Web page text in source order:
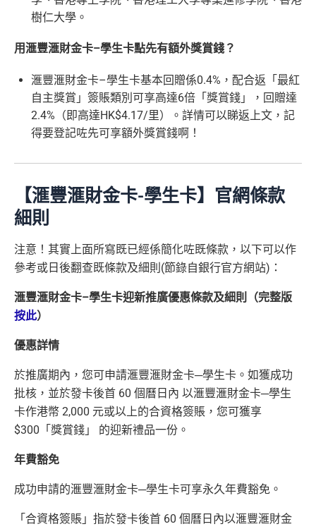
樹仁大學。
用滙豐滙財金卡–學生卡點先有額外獎賞錢？
滙豐滙財金卡–學生卡基本回贈係0.4% ，配合返「最紅
自主獎賞」簽賬類別可享高達6倍「獎賞錢」，回贈達
2.4% （即高達HK$4.17/里）。詳情可以睇返上文，記
得要登記咗先可享額外獎賞錢啊！
【滙豐滙財金卡-學生卡】官網條款
細則
注意！ 其實上面所寫既已經係簡化咗既條款，以下可以作
參考或日後翻查既條款及細則 (節錄自銀行官方網站) ：
滙豐滙財金卡–學生卡迎新推廣優惠條款及細則（完整版
按此）
優惠詳情
於推廣期內，您可申請滙豐滙財金卡─學生卡。如獲成功
批核，並於發卡後首 60 個曆日內 以滙豐滙財金卡─學生
卡作港幣 2,000 元或以上的合資格簽賬，您可獲享
$300 「獎賞錢」 的迎新禮品一份。
年費豁免
成功申請的滙豐滙財金卡─學生卡可享永久年費豁免。
「合資格簽賬」 指於發卡後首 60 個曆日內以滙豐滙財金